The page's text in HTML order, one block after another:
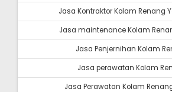
Jasa Kontraktor Kolam Renang
Jasa maintenance Kolam
Jasa Penjernihan Kolam
Jasa perawatan Kolam
Jasa Perawatan Kolam